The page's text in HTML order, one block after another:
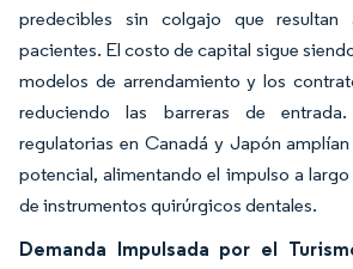
predecibles sin colgajo que resultan
pacientes. El costo de capital sigue
modelos de arrendamiento y los
reduciendo las barreras de
regulatorias en Canadá y Japón
potencial, alimentando el impulso a
de instrumentos quirúrgicos dentales.
Demanda Impulsada por el